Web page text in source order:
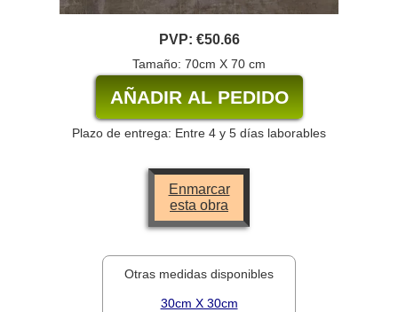
PVP: €50.66
Tamaño: 70cm X 70 cm
Plazo de entrega: Entre 4 y 5 días laborables
Enmarcar
esta obra
Otras medidas disponibles
30cm X 30cm